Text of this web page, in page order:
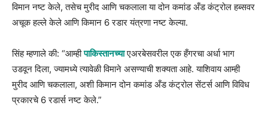
विमान नष्ट केले, तसेच मुरीद आणि चकलाला या दोन कमांड अँड कंट्रोल हब्सवर
अचूक हल्ले केले आणि किमान 6 रडार यंत्रणा नष्ट केल्या.
सिंह म्हणाले की: “आम्हीपाकिस्तानच्याएअरबेसवरील एक हँगरचा अर्धा भाग
उडवून दिला, ज्यामध्ये त्यावेळी विमाने असण्याची शक्यता आहे. याशिवाय आम्ही
मुरीद आणि चकलाला, अशी किमान दोन कमांड अँड कंट्रोल सेंटर्स आणि विविध
प्रकारचे 6 रडार्स नष्ट केले.”